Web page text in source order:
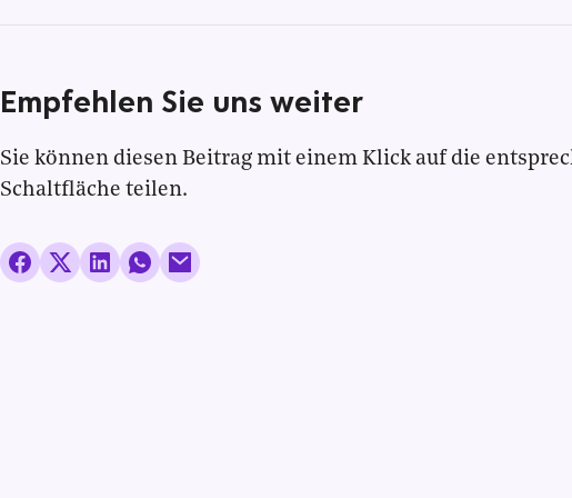
Empfehlen Sie uns weiter
Sie können diesen Beitrag mit einem Klick auf die
Schaltfläche teilen.